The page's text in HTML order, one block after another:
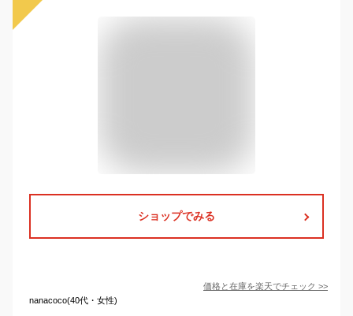
ショップでみる
価格と在庫を楽天でチェック >>
nanacoco(40代・女性)